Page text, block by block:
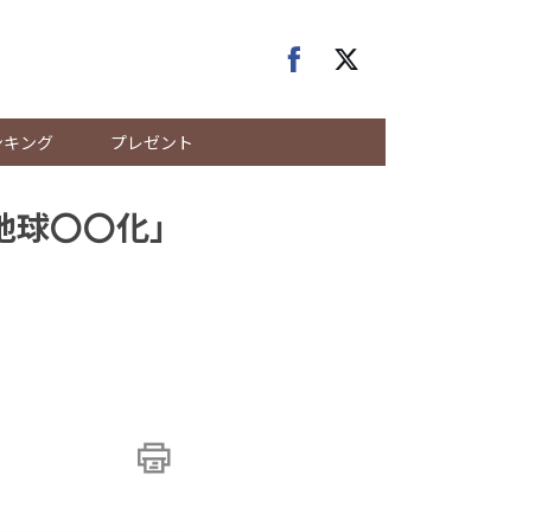
ング プレゼント
〇〇化」